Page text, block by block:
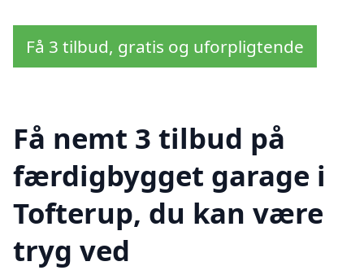
Få 3 tilbud, gratis og uforpligtende
Få nemt 3 tilbud på
færdigbygget garage i
Tofterup, du kan være
tryg ved